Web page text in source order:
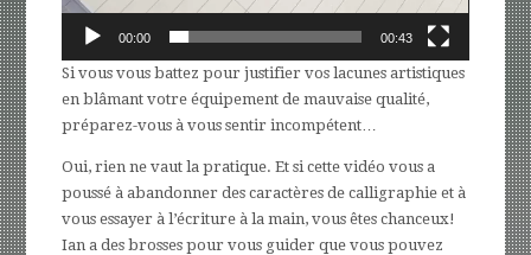
00:00 00:43
Si vous vous battez pour justifier vos lacunes artistiques
en blâmant votre équipement de mauvaise qualité,
préparez-vous à vous sentir incompétent…
Oui, rien ne vaut la pratique. Et si cette vidéo vous a
poussé à abandonner des caractères de calligraphie et à
vous essayer à l’écriture à la main, vous êtes chanceux!
Ian a des brosses pour vous guider que vous pouvez